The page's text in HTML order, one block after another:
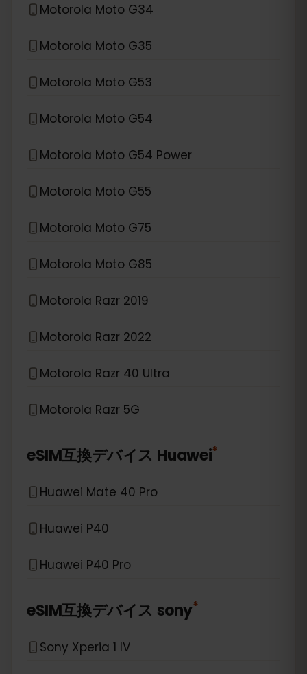
Motorola Moto G34
Motorola Moto G35
Motorola Moto G53
Motorola Moto G54
Motorola Moto G54 Power
Motorola Moto G55
Motorola Moto G75
Motorola Moto G85
Motorola Razr 2019
Motorola Razr 2022
Motorola Razr 40 Ultra
Motorola Razr 5G
eSIM互換デバイス Huawei*
Huawei Mate 40 Pro
Huawei P40
Huawei P40 Pro
eSIM互換デバイス sony*
Sony Xperia 1 IV